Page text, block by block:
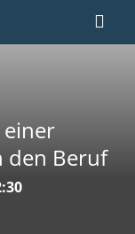
den Beruf